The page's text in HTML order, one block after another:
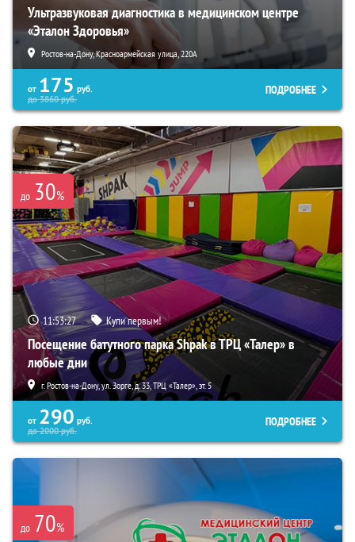
Ультразвуковая диагностика в медицинском центре
«Эталон Здоровья»
Ростов-на-Дону, Красноармейская улица, 220А
от 175 руб.
до3860руб.
ПОДРОБНЕЕ
до 30%
11:53:26 Купи первым!
Посещение батутного парка Shpak в ТРЦ «Талер» в
любые дни
г. Ростов-на-Дону, ул. Зорге, д. 33, ТРЦ «Талер», эт. 5
от 290 руб.
до2000руб.
ПОДРОБНЕЕ
до 70%